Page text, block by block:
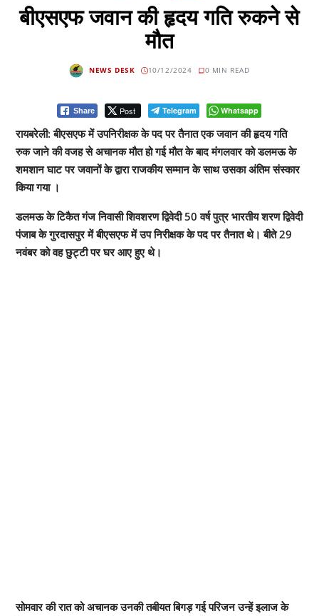
बीएसएफ जवान की हृदय गति रुकने से
मौत
NEWS DESK 10/12/2024 0 MIN READ
Share Post Telegram Whatsapp
रायबरेली: बीएसएफ में उपनिरीक्षक के पद पर तैनात एक जवान की हृदय गति
रुक जाने की वजह से अचानक मौत हो गई मौत के बाद मंगलवार को डलमऊ के
शमशान घाट पर जवानों के द्वारा राजकीय सम्मान के साथ उसका अंतिम संस्कार
किया गया ।
डलमऊ के टिकैत गंज निवासी शिवशरण द्विवेदी 50 वर्ष पुत्र भारतीय शरण द्विवेदी
पंजाब के गुरदासपुर में बीएसएफ में उप निरीक्षक के पद पर तैनात थे। बीते 29
नवंबर को वह छुट्टी पर घर आए हुए थे।
सोमवार की रात को अचानक उनकी तबीयत बिगड़ गई परिजन उन्हें इलाज के